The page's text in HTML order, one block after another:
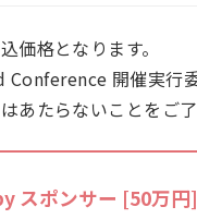
価格となります。
開催実行
あたらないことをご了
スポンサー [50万円]